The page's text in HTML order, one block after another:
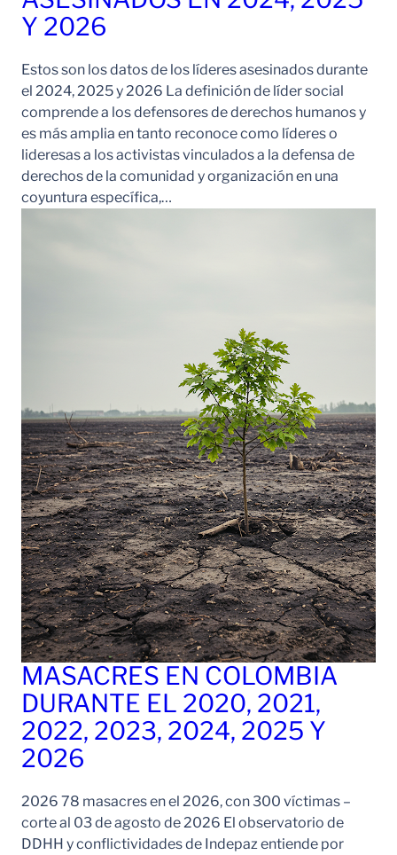
Y 2026
Estos son los datos de los líderes asesinados durante
el 2024, 2025 y 2026 La definición de líder social
comprende a los defensores de derechos humanos y
es más amplia en tanto reconoce como líderes o
lideresas a los activistas vinculados a la defensa de
derechos de la comunidad y organización en una
coyuntura específica,…
MASACRES EN COLOMBIA
DURANTE EL 2020, 2021,
2022, 2023, 2024, 2025 Y
2026
2026 78 masacres en el 2026, con 300 víctimas –
corte al 03 de agosto de 2026 El observatorio de
DDHH y conflictividades de Indepaz entiende por